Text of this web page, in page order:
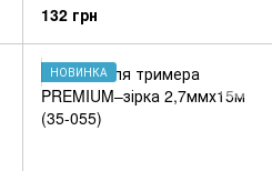
132 грн
НОВИНКА